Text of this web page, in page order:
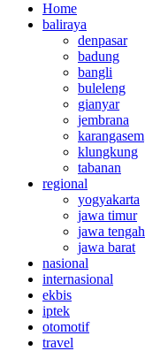
Home
baliraya
denpasar
badung
bangli
buleleng
gianyar
jembrana
karangasem
klungkung
tabanan
regional
yogyakarta
jawa timur
jawa tengah
jawa barat
nasional
internasional
ekbis
iptek
otomotif
travel